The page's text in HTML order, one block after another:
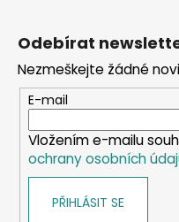
Odebírat
Nezmeškejte žádné
E-mail
Vložením e-mailu
ochrany osobních
PŘIHLÁSIT SE